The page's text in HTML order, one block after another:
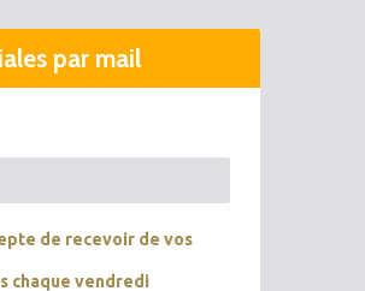
par mail
de recevoir de vos
chaque vendredi